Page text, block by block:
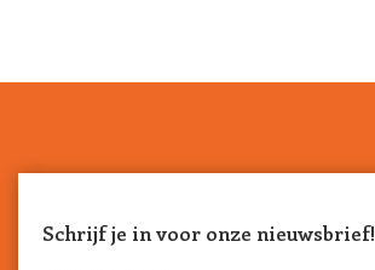
Schrijf je in voor onze nieuwsbrief!